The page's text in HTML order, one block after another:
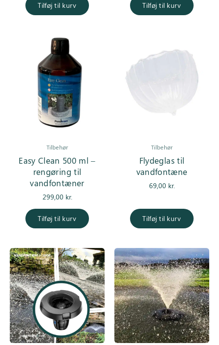
Tilføj til kurv Tilføj til kurv
Tilbehør
Easy Clean 500 ml –
rengøring til
vandfontæner
299,00 kr.
Tilføj til kurv
Tilbehør
Flydeglas til
vandfontæne
69,00 kr.
Tilføj til kurv